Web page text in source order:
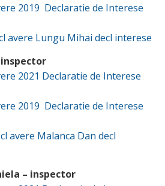
2019 Declaratie de Interese
avere Lungu Mihai decl interese
inspector
2021 Declaratie de Interese
2019 Declaratie de Interese
avere Malanca Dan decl
– inspector